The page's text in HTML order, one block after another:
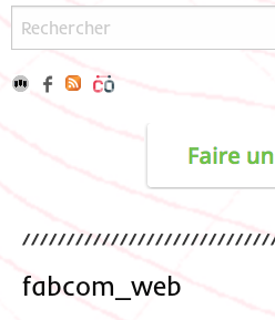
fabcom_web